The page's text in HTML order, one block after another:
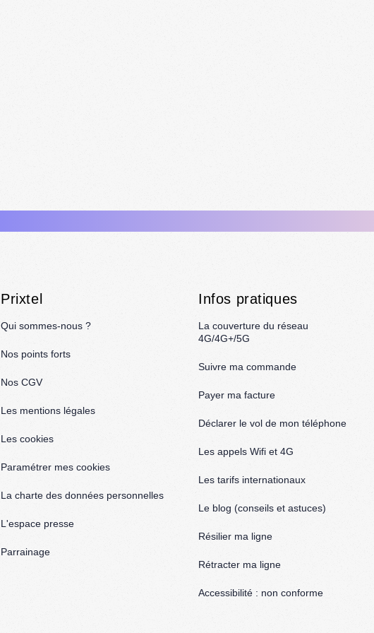
Prixtel
Qui sommes-nous ?
Nos points forts
Nos CGV
Les mentions légales
Les cookies
Paramétrer mes cookies
La charte des données personnelles
L'espace presse
Parrainage
Infos pratiques
La couverture du réseau
4G/4G+/5G
Suivre ma commande
Payer ma facture
Déclarer le vol de mon téléphone
Les appels Wifi et 4G
Les tarifs internationaux
Le blog (conseils et astuces)
Résilier ma ligne
Rétracter ma ligne
Accessibilité : non conforme